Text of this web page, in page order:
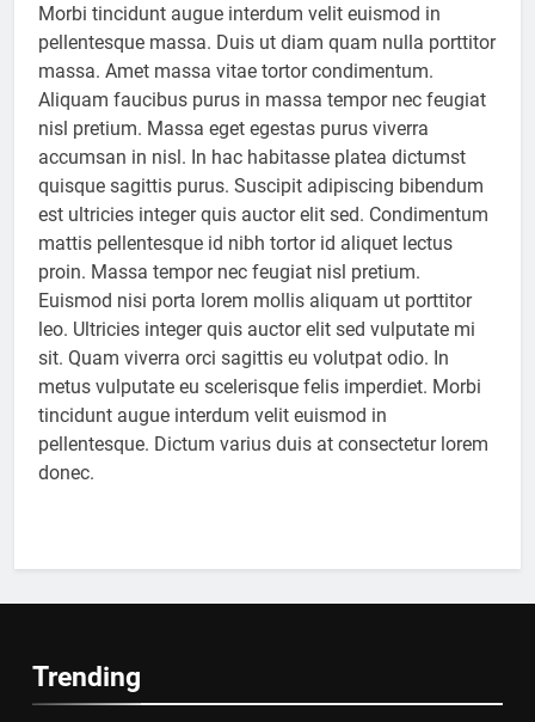
Morbi tincidunt augue interdum velit euismod in
pellentesque massa. Duis ut diam quam nulla porttitor
massa. Amet massa vitae tortor condimentum.
Aliquam faucibus purus in massa tempor nec feugiat
nisl pretium. Massa eget egestas purus viverra
accumsan in nisl. In hac habitasse platea dictumst
quisque sagittis purus. Suscipit adipiscing bibendum
est ultricies integer quis auctor elit sed. Condimentum
mattis pellentesque id nibh tortor id aliquet lectus
proin. Massa tempor nec feugiat nisl pretium.
Euismod nisi porta lorem mollis aliquam ut porttitor
leo. Ultricies integer quis auctor elit sed vulputate mi
sit. Quam viverra orci sagittis eu volutpat odio. In
metus vulputate eu scelerisque felis imperdiet. Morbi
tincidunt augue interdum velit euismod in
pellentesque. Dictum varius duis at consectetur lorem
donec.
Trending